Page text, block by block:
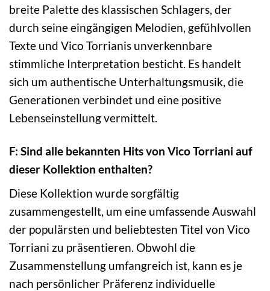
breite Palette des klassischen Schlagers, der
durch seine eingängigen Melodien, gefühlvollen
Texte und Vico Torrianis unverkennbare
stimmliche Interpretation besticht. Es handelt
sich um authentische Unterhaltungsmusik, die
Generationen verbindet und eine positive
Lebenseinstellung vermittelt.
F: Sind alle bekannten Hits von Vico Torriani auf
dieser Kollektion enthalten?
Diese Kollektion wurde sorgfältig
zusammengestellt, um eine umfassende Auswahl
der populärsten und beliebtesten Titel von Vico
Torriani zu präsentieren. Obwohl die
Zusammenstellung umfangreich ist, kann es je
nach persönlicher Präferenz individuelle